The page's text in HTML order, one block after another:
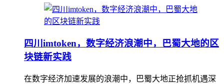
四川imtoken，数字经济浪潮中，巴蜀大地的区
块链新实践
在数字经济加速发展的浪潮中，巴蜀大地正抢抓机遇深